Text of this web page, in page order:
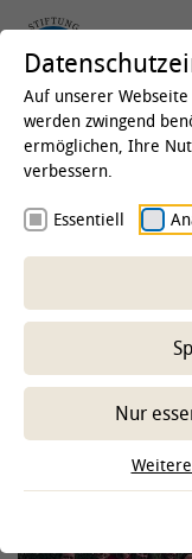
Startseite
Ausschuss
-- Unterbereich
Auf unserer
werden zwingend
ermöglichen, Ihre
verbessern.
Essentiell
Nur